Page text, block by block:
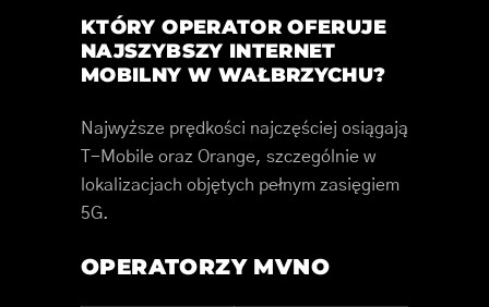
KTÓRY OPERATOR OFERUJE
NAJSZYBSZY INTERNET
MOBILNY W WAŁBRZYCHU?
Najwyższe prędkości najczęściej osiągają
T-Mobile oraz Orange, szczególnie w
lokalizacjach objętych pełnym zasięgiem
5G.
OPERATORZY MVNO